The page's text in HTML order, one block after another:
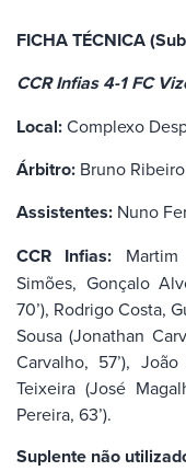
FICHA TÉCNICA (Sub-
CCR Infias 4-1 FC
Local:Complexo
Árbitro: Bruno
Assistentes: Nuno
CCR Infias:
Simões, Gonçalo
70’), Rodrigo Costa,
Sousa (Jonathan
Carvalho, 57’),
Teixeira (José
Pereira, 63’).
Suplente não